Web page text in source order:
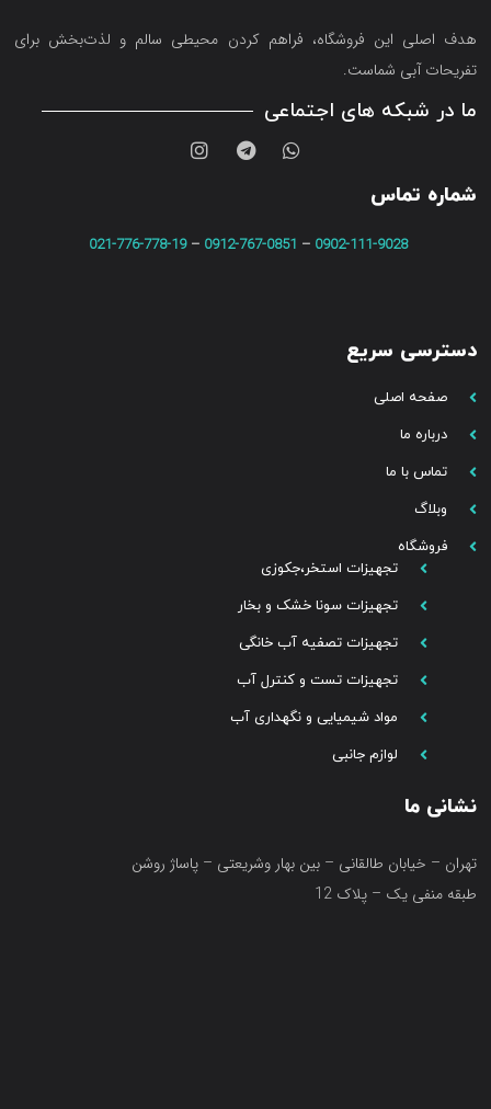
هدف اصلی این فروشگاه‌، فراهم کردن محیطی سالم و لذت‌بخش برای
تفریحات آبی شماست.
ما در شبکه های اجتماعی
شماره تماس
0902-111-9028
–
0912-767-0851
–
021-776-778-19
دسترسی سریع
صفحه اصلی
درباره ما
تماس با ما
وبلاگ
فروشگاه
تجهیزات استخر،جکوزی
تجهیزات سونا خشک و بخار
تجهیزات تصفیه آب خانگی
تجهیزات تست و کنترل آب
مواد شیمیایی و نگهداری آب
لوازم جانبی
نشانی ما
تهران – خیابان طالقانی – بین بهار وشریعتی – پاساژ روشن
طبقه منفی یک – پلاک 12